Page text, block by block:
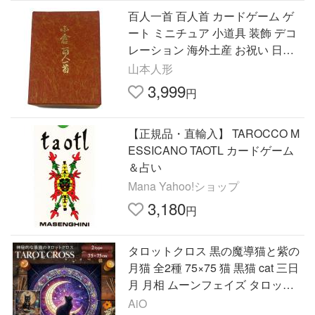
百人一首 百人首 カードゲーム ゲ
ート ミニチュア 小道具 装飾 デコ
レーション 海外土産 お祝い 日本
伝統 日本文化 和風インテリア 日
本土産 桃の節句
山本人形
3,999円
【正規品・直輸入】 TAROCCO M
ESSICANO TAOTL カードゲーム
＆占い
Mana Yahoo!ショップ
3,180円
タロットクロス 黒の魔導猫と紫の
月猫 全2種 75×75 猫 黒猫 cat 三日
月 月相 ムーンフェイズ タロット
デッキテーブルクロス 敷物 テーブ
AiO